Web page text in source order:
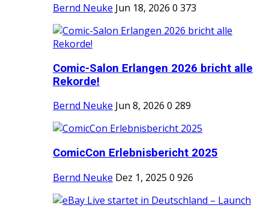
Bernd Neuke Jun 18, 2026 0 373
Comic-Salon Erlangen 2026 bricht alle
Rekorde!
Bernd Neuke Jun 8, 2026 0 289
ComicCon Erlebnisbericht 2025
Bernd Neuke Dez 1, 2025 0 926